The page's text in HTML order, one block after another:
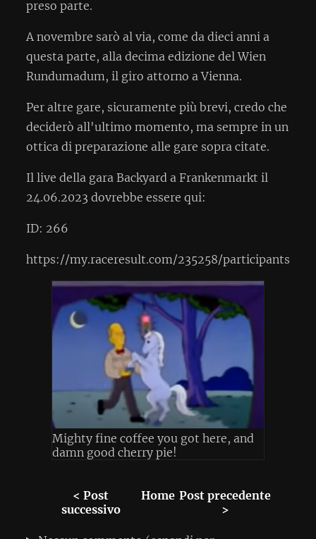
preso parte.
A novembre sarò al via, come da dieci anni a
questa parte, alla decima edizione del Wien
Rundumadum, il giro attorno a Vienna.
Per altre gare, sicuramente più brevi, credo che
deciderò all'ultimo momento, ma sempre in un
ottica di preparazione alle gare sopra citate.
Il live della gara Backyard a Frankenmarkt il
24.06.2023 dovrebbe essere qui:
ID: 266
https://my.raceresult.com/235258/participants
Mighty fine coffee you got here, and
damn good cherry pie!
< Post
successivo
Home Post precedente
>